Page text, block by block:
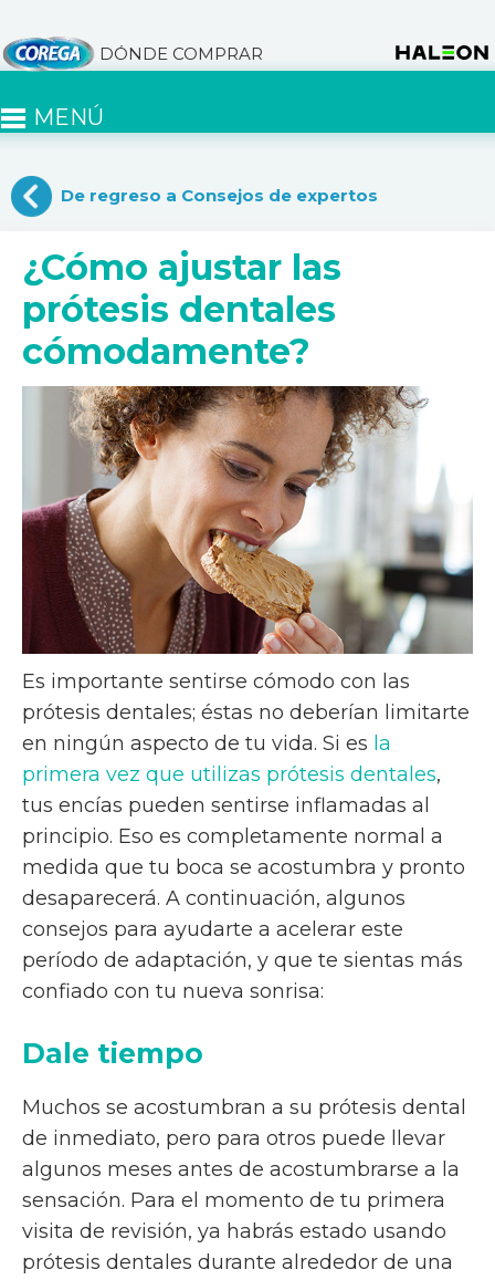
DÓNDE COMPRAR
MENÚ
De regreso a Consejos de expertos
¿Cómo ajustar las
prótesis dentales
cómodamente?
Es importante sentirse cómodo con las
prótesis dentales; éstas no deberían limitarte
en ningún aspecto de tu vida. Si es la
primera vez que utilizas prótesis dentales,
tus encías pueden sentirse inflamadas al
principio. Eso es completamente normal a
medida que tu boca se acostumbra y pronto
desaparecerá. A continuación, algunos
consejos para ayudarte a acelerar este
período de adaptación, y que te sientas más
confiado con tu nueva sonrisa:
Dale tiempo
Muchos se acostumbran a su prótesis dental
de inmediato, pero para otros puede llevar
algunos meses antes de acostumbrarse a la
sensación. Para el momento de tu primera
visita de revisión, ya habrás estado usando
prótesis dentales durante alrededor de una